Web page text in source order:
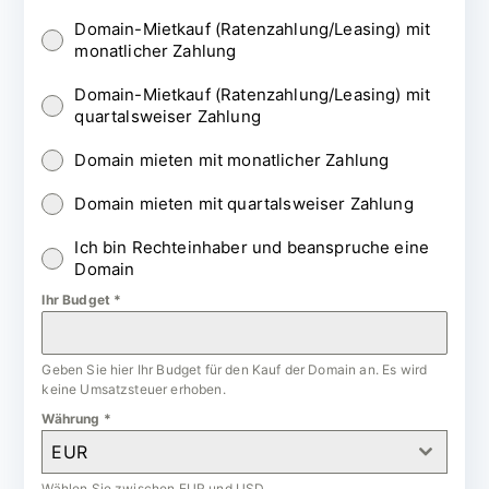
Domain-Mietkauf (Ratenzahlung/Leasing) mit
monatlicher Zahlung
Domain-Mietkauf (Ratenzahlung/Leasing) mit
quartalsweiser Zahlung
Domain mieten mit monatlicher Zahlung
Domain mieten mit quartalsweiser Zahlung
Ich bin Rechteinhaber und beanspruche eine
Domain
Ihr Budget *
Geben Sie hier Ihr Budget für den Kauf der Domain an. Es wird
keine Umsatzsteuer erhoben.
Währung *
EUR